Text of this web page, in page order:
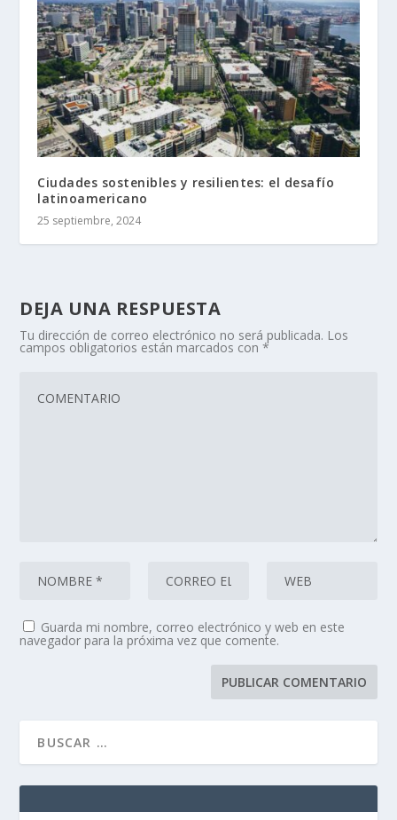
Ciudades sostenibles y resilientes: el desafío
latinoamericano
25 septiembre, 2024
DEJA UNA RESPUESTA
Tu dirección de correo electrónico no será publicada. Los
campos obligatorios están marcados con*
Guarda mi nombre, correo electrónico y web en este
navegador para la próxima vez que comente.